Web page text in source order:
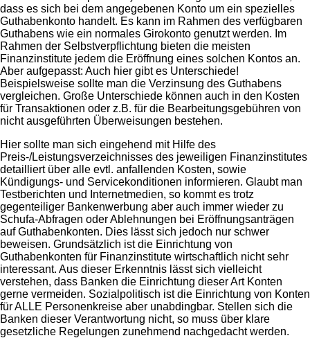
dass es sich bei dem angegebenen Konto um ein spezielles
Guthabenkonto handelt. Es kann im Rahmen des verfügbaren
Guthabens wie ein normales Girokonto genutzt werden. Im
Rahmen der Selbstverpflichtung bieten die meisten
Finanzinstitute jedem die Eröffnung eines solchen Kontos an.
Aber aufgepasst: Auch hier gibt es Unterschiede!
Beispielsweise sollte man die Verzinsung des Guthabens
vergleichen. Große Unterschiede können auch in den Kosten
für Transaktionen oder z.B. für die Bearbeitungsgebühren von
nicht ausgeführten Überweisungen bestehen.
Hier sollte man sich eingehend mit Hilfe des
Preis-/Leistungsverzeichnisses des jeweiligen Finanzinstitutes
detailliert über alle evtl. anfallenden Kosten, sowie
Kündigungs- und Servicekonditionen informieren. Glaubt man
Testberichten und Internetmedien, so kommt es trotz
gegenteiliger Bankenwerbung aber auch immer wieder zu
Schufa-Abfragen oder Ablehnungen bei Eröffnungsanträgen
auf Guthabenkonten. Dies lässt sich jedoch nur schwer
beweisen. Grundsätzlich ist die Einrichtung von
Guthabenkonten für Finanzinstitute wirtschaftlich nicht sehr
interessant. Aus dieser Erkenntnis lässt sich vielleicht
verstehen, dass Banken die Einrichtung dieser Art Konten
gerne vermeiden. Sozialpolitisch ist die Einrichtung von Konten
für ALLE Personenkreise aber unabdingbar. Stellen sich die
Banken dieser Verantwortung nicht, so muss über klare
gesetzliche Regelungen zunehmend nachgedacht werden.